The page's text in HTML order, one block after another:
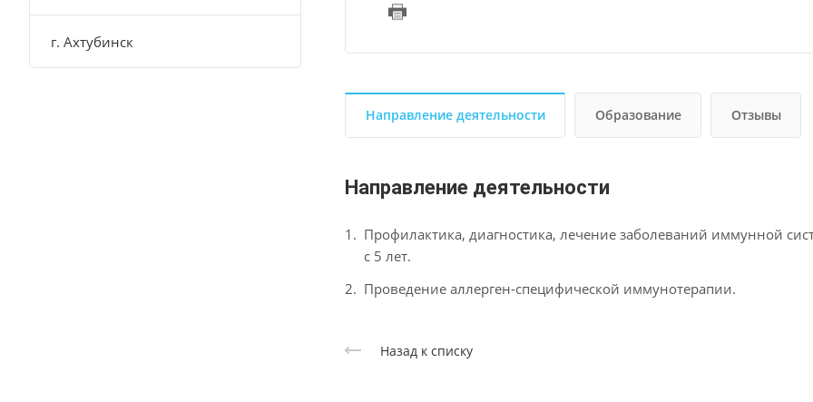
Направление деятельности Образование Отзывы
Направление деятельности
Профилактика, диагностика, лечение заболеваний иммунной
с 5 лет.
Проведение аллерген-специфической иммунотерапии.
Назад к списку
г. Ахтубинск